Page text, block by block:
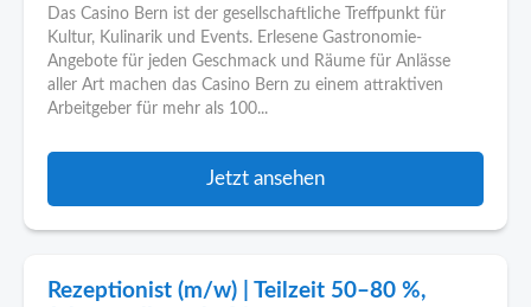
Das Casino Bern ist der gesellschaftliche Treffpunkt für
Kultur, Kulinarik und Events. Erlesene Gastronomie-
Angebote für jeden Geschmack und Räume für Anlässe
aller Art machen das Casino Bern zu einem attraktiven
Arbeitgeber für mehr als 100...
Jetzt ansehen
Rezeptionist (m/w) | Teilzeit 50–80 %,